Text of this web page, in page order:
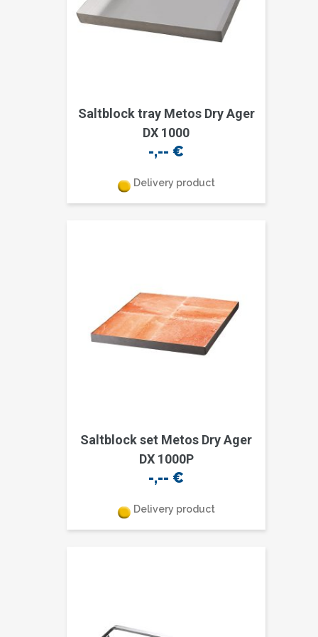
Saltblock tray Metos Dry Ager
DX 1000
-,-- €
Delivery product
Saltblock set Metos Dry Ager
DX 1000P
-,-- €
Delivery product